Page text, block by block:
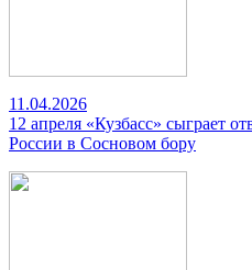
11.04.2026
12 апреля «Кузбасс» сыграет
России в Сосновом бору